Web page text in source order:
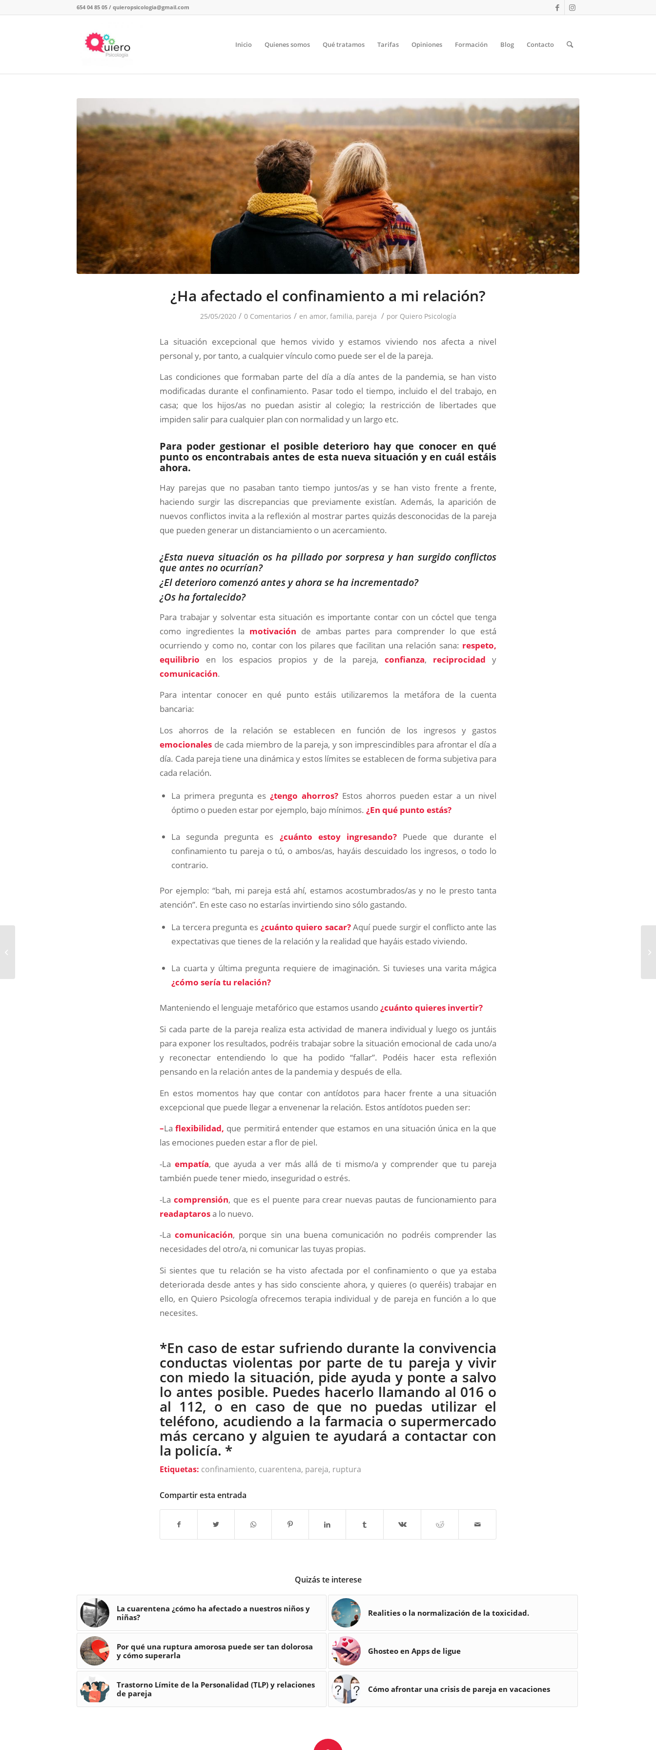
654 04 85 05 / quieropsicologia@gmail.com
Inicio Quienes somos Qué tratamos Tarifas Opiniones Formación Blog Contacto
¿Ha afectado el confinamiento a mi relación?
25/05/2020 / 0 Comentarios / en amor, familia, pareja / por Quiero Psicología
La situación excepcional que hemos vivido y estamos viviendo nos afecta a nivel
personal y, por tanto, a cualquier vínculo como puede ser el de la pareja.
Las condiciones que formaban parte del día a día antes de la pandemia, se han visto
modificadas durante el confinamiento. Pasar todo el tiempo, incluido el del trabajo, en
casa; que los hijos/as no puedan asistir al colegio; la restricción de libertades que
impiden salir para cualquier plan con normalidad y un largo etc.
Para poder gestionar el posible deterioro hay que conocer en qué
punto os encontrabais antes de esta nueva situación y en cuál estáis
ahora.
Hay parejas que no pasaban tanto tiempo juntos/as y se han visto frente a frente,
haciendo surgir las discrepancias que previamente existían. Además, la aparición de
nuevos conflictos invita a la reflexión al mostrar partes quizás desconocidas de la pareja
que pueden generar un distanciamiento o un acercamiento.
¿Esta nueva situación os ha pillado por sorpresa y han surgido conflictos
que antes no ocurrían?
¿El deterioro comenzó antes y ahora se ha incrementado?
¿Os ha fortalecido?
Para trabajar y solventar esta situación es importante contar con un cóctel que tenga
como ingredientes la motivación de ambas partes para comprender lo que está
ocurriendo y como no, contar con los pilares que facilitan una relación sana: respeto,
equilibrio en los espacios propios y de la pareja,confianza, reciprocidad y
comunicación.
Para intentar conocer en qué punto estáis utilizaremos la metáfora de la cuenta
bancaria:
Los ahorros de la relación se establecen en función de los ingresos y gastos
emocionales de cada miembro de la pareja, y son imprescindibles para afrontar el día a
día. Cada pareja tiene una dinámica y estos límites se establecen de forma subjetiva para
cada relación.
La primera pregunta es¿tengo ahorros? Estos ahorros pueden estar a un nivel
óptimo o pueden estar por ejemplo, bajo mínimos.¿En qué punto estás?
La segunda pregunta es ¿cuánto estoy ingresando?Puede que durante el
confinamiento tu pareja o tú, o ambos/as, hayáis descuidado los ingresos, o todo lo
contrario.
Por ejemplo: “bah, mi pareja está ahí, estamos acostumbrados/as y no le presto tanta
atención”. En este caso no estarías invirtiendo sino sólo gastando.
La tercera pregunta es ¿cuánto quiero sacar?Aquí puede surgir el conflicto ante las
expectativas que tienes de la relación y la realidad que hayáis estado viviendo.
La cuarta y última pregunta requiere de imaginación. Si tuvieses una varita mágica
¿cómo sería tu relación?
Manteniendo el lenguaje metafórico que estamos usando¿cuánto quieres invertir?
Si cada parte de la pareja realiza esta actividad de manera individual y luego os juntáis
para exponer los resultados, podréis trabajar sobre la situación emocional de cada uno/a
y reconectar entendiendo lo que ha podido “fallar”. Podéis hacer esta reflexión
pensando en la relación antes de la pandemia y después de ella.
En estos momentos hay que contar con antídotos para hacer frente a una situación
excepcional que puede llegar a envenenar la relación. Estos antídotos pueden ser:
–Laflexibilidad, que permitirá entender que estamos en una situación única en la que
las emociones pueden estar a flor de piel.
-Laempatía, que ayuda a ver más allá de ti mismo/a y comprender que tu pareja
también puede tener miedo, inseguridad o estrés.
-La comprensión, que es el puente para crear nuevas pautas de funcionamiento para
readaptarosa lo nuevo.
-Lacomunicación, porque sin una buena comunicación no podréis comprender las
necesidades del otro/a, ni comunicar las tuyas propias.
Si sientes que tu relación se ha visto afectada por el confinamiento o que ya estaba
deteriorada desde antes y has sido consciente ahora, y quieres (o queréis) trabajar en
ello, en Quiero Psicología ofrecemos terapia individual y de pareja en función a lo que
necesites.
*En caso de estar sufriendo durante la convivencia
conductas violentas por parte de tu pareja y vivir
con miedo la situación, pide ayuda y ponte a salvo
lo antes posible. Puedes hacerlo llamando al 016 o
al 112, o en caso de que no puedas utilizar el
teléfono, acudiendo a la farmacia o supermercado
más cercano y alguien te ayudará a contactar con
la policía. *
Etiquetas: confinamiento, cuarentena, pareja, ruptura
Compartir esta entrada
Quizás te interese
La cuarentena ¿cómo ha afectado a nuestros niños y
niñas?
Realities o la normalización de la toxicidad.
Por qué una ruptura amorosa puede ser tan dolorosa
y cómo superarla
Ghosteo en Apps de ligue
Trastorno Límite de la Personalidad (TLP) y relaciones
de pareja
Cómo afrontar una crisis de pareja en vacaciones